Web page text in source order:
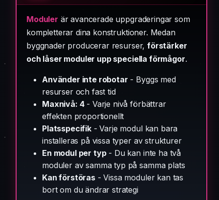
Moduler är avancerade uppgraderingar som
kompletterar dina konstruktioner. Medan
byggnader producerar resurser,förstärker
och låser moduler upp speciella förmågor.
Använder inte robotar - Byggs med
resurser och fast tid
Maxnivå: 4- Varje nivå förbättrar
effekten proportionellt
Platsspecifik- Varje modul kan bara
installeras på vissa typer av strukturer
En modul per typ- Du kan inte ha två
moduler av samma typ på samma plats
Kan förstöras- Vissa moduler kan tas
bort om du ändrar strategi